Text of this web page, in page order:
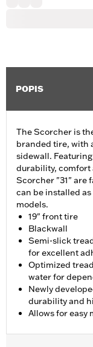
POPIS
The Scorcher is
branded tire, with
sidewall.
durability, comfort
Scorcher "31" are
can be installed
models.
19" front tire
Blackwall
Semi-slick
for excellent
Optimized
water for
Newly
durability and
Allows for easy